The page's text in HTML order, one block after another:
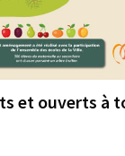
et ouverts à